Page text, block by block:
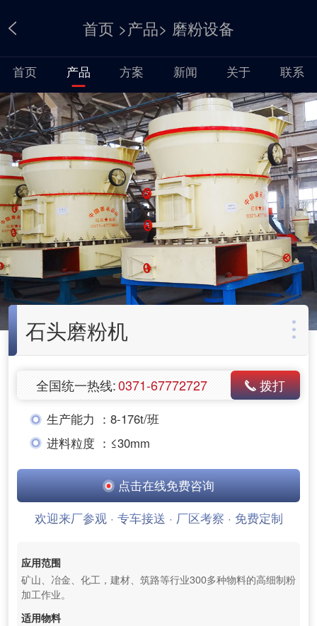
首页 >产品> 磨粉设备
首页 产品 方案 新闻 关于 联系
石头磨粉机
全国统一热线:0371-67772727 拨打
生产能力 ： 8-176t/班
进料粒度 ： ≤30mm
点击在线免费咨询
欢迎来厂参观 · 专车接送 · 厂区考察 · 免费定制
应用范围
矿山、冶金、化工，建材、筑路等行业300多种物料的高细制粉
加工作业。
适用物料